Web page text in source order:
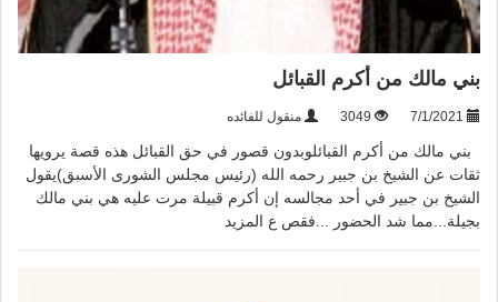
بني مالك من أكرم القبائل
3049 منقول للفائده
بني مالك من أكرم القبائلوبدون قصور في حق القبائل هذه قصة يرويها
ثقات عن الشيخ بن جبير رحمه الله (رئيس مجلس الشورى الأسبق)يقول
الشيخ بن جبير في أحد مجالسه إن أكرم قبيلة مرت عليه هي بني مالك
بجيلة...مما شد الحضور ...فقص ع المزيد